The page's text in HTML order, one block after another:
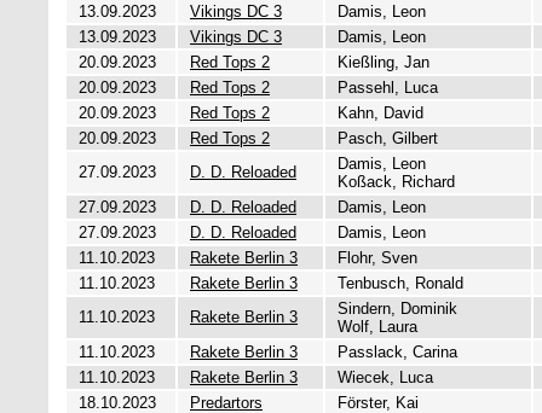
13.09.2023
Vikings DC 3
Damis, Leon
13.09.2023
Vikings DC 3
Damis, Leon
20.09.2023
Red Tops 2
Kießling, Jan
20.09.2023
Red Tops 2
Passehl, Luca
20.09.2023
Red Tops 2
Kahn, David
20.09.2023
Red Tops 2
Pasch, Gilbert
27.09.2023
D. D. Reloaded
Damis, Leon
Koßack, Richard
27.09.2023
D. D. Reloaded
Damis, Leon
27.09.2023
D. D. Reloaded
Damis, Leon
11.10.2023
Rakete Berlin 3
Flohr, Sven
11.10.2023
Rakete Berlin 3
Tenbusch, Ronald
11.10.2023
Rakete Berlin 3
Sindern, Dominik
Wolf, Laura
11.10.2023
Rakete Berlin 3
Passlack, Carina
11.10.2023
Rakete Berlin 3
Wiecek, Luca
18.10.2023
Predartors
Förster, Kai